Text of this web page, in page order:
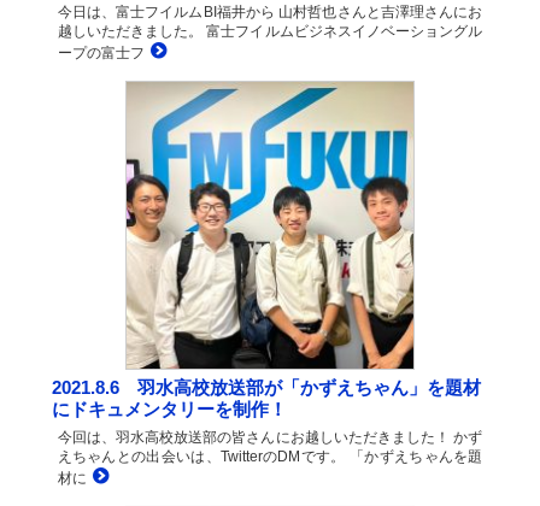
今日は、富士フイルムBI福井から 山村哲也さんと吉澤理さんにお
越しいただきました。 富士フイルムビジネスイノベーショングル
ープの富士フ
2021.8.6 羽水高校放送部が「かずえちゃん」を題材
にドキュメンタリーを制作！
今回は、羽水高校放送部の皆さんにお越しいただきました！ かず
えちゃんとの出会いは、TwitterのDMです。 「かずえちゃんを題
材に